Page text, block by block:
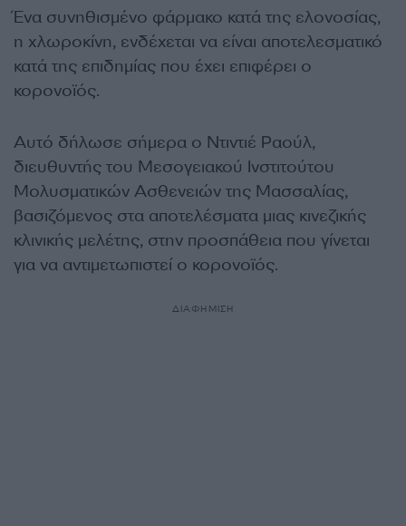
Ένα συνηθισμένο φάρμακο κατά της ελονοσίας,
η χλωροκίνη, ενδέχεται να είναι αποτελεσματικό
κατά της επιδημίας που έχει επιφέρει ο
κορονoϊός.
Αυτό δήλωσε σήμερα ο Ντιντιέ Ραούλ,
διευθυντής του Μεσογειακού Ινστιτούτου
Μολυσματικών Ασθενειών της Μασσαλίας,
βασιζόμενος στα αποτελέσματα μιας κινεζικής
κλινικής μελέτης, στην προσπάθεια που γίνεται
για να αντιμετωπιστεί ο κορονoϊός.
ΔΙΑΦΗΜΙΣΗ